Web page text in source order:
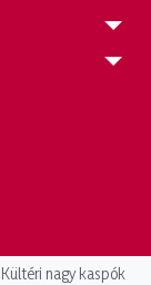
Kültéri nagy kaspók